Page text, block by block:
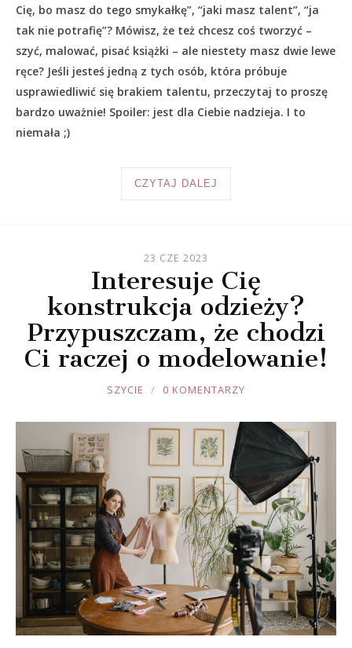
Cię, bo masz do tego smykałkę”, “jaki masz talent”, “ja
tak nie potrafię”? Mówisz, że też chcesz coś tworzyć –
szyć, malować, pisać książki – ale niestety masz dwie lewe
ręce? Jeśli jesteś jedną z tych osób, która próbuje
usprawiedliwić się brakiem talentu, przeczytaj to proszę
bardzo uważnie! Spoiler: jest dla Ciebie nadzieja. I to
niemała ;)
CZYTAJ DALEJ
23 CZE 2023
Interesuje Cię
konstrukcja odzieży?
Przypuszczam, że chodzi
Ci raczej o modelowanie!
JOULE
SZYCIE 0 KOMENTARZY